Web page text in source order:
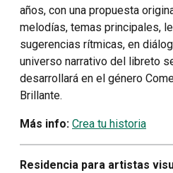
años, con una propuesta
melodías, temas principales,
sugerencias rítmicas, en
universo narrativo del libreto
desarrollará en el género
Brillante.
Más info: Crea tu historia
Residencia para artistas